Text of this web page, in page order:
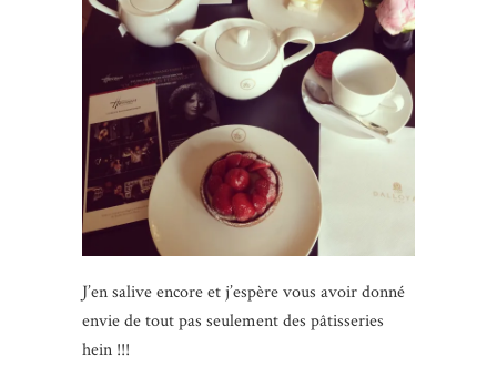
J’en salive encore et j’espère vous avoir donné
envie de tout pas seulement des pâtisseries
hein !!!